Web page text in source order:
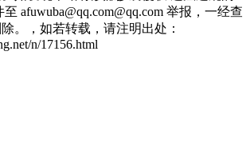
afuwuba@qq.com@qq.com 举报，一经查
。，如若转载，请注明出处：
n/17156.html